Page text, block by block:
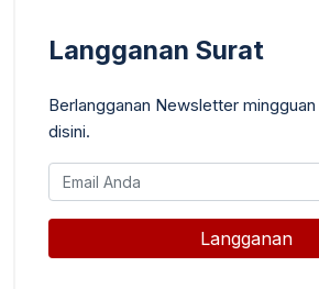
Langganan Surat
Berlangganan Newsletter
disini.
Langganan